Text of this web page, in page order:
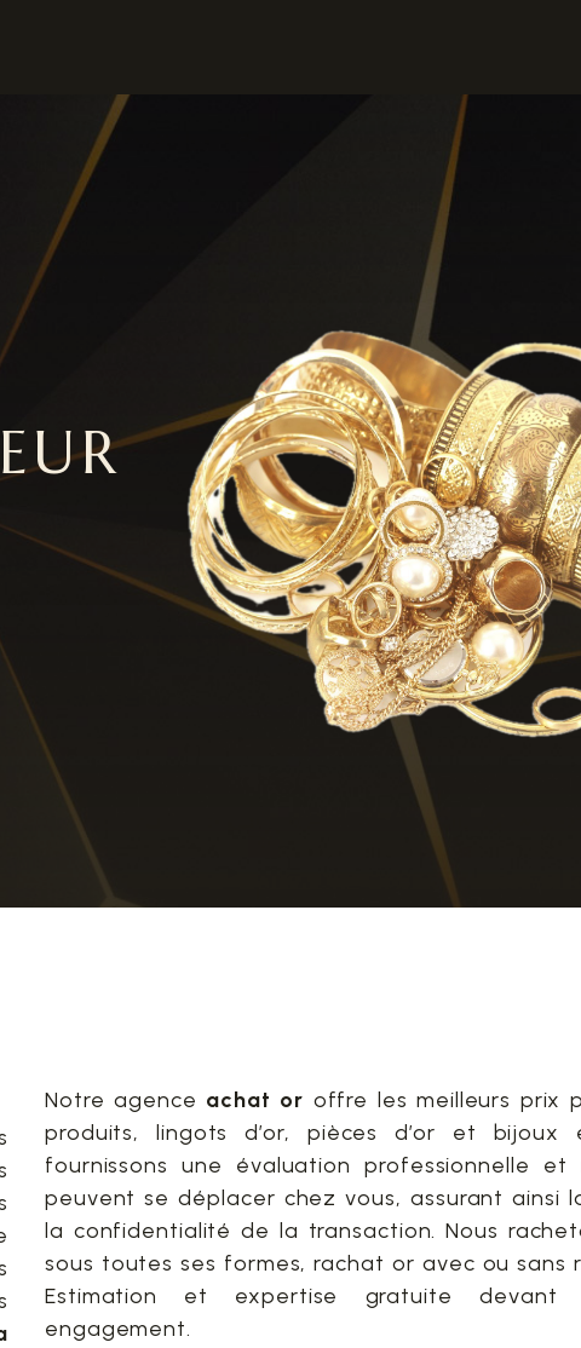
Notre agence achat or offre les meilleurs prix
produits, lingots d’or, pièces d’or et bijoux
fournissons une évaluation professionnelle et
peuvent se déplacer chez vous, assurant ainsi
la confidentialité de la transaction. Nous
sous toutes ses formes, rachat or avec ou sans
Estimation et expertise gratuite devant
engagement.